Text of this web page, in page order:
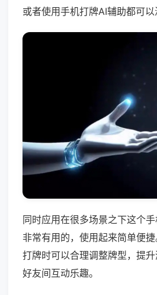
或者使用手机打牌AI辅助都可以
同时应用在很多场景之下这个
非常有用的，使用起来简单便
打牌时可以合理调整牌型，提
好友间互动乐趣。